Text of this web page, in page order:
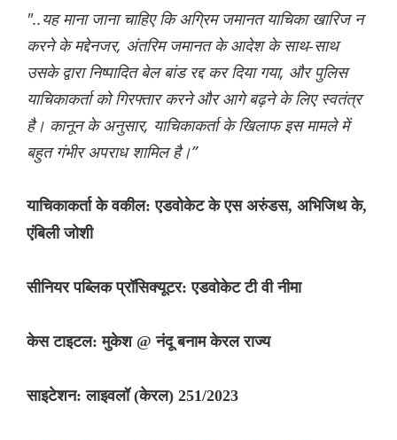
"..यह माना जाना चाहिए कि अग्रिम जमानत याचिका खारिज न
करने के मद्देनजर, अंतरिम जमानत के आदेश के साथ-साथ
उसके द्वारा निष्पादित बेल बांड रद्द कर दिया गया, और पुलिस
याचिकाकर्ता को गिरफ्तार करने और आगे बढ़ने के लिए स्वतंत्र
है। कानून के अनुसार, याचिकाकर्ता के खिलाफ इस मामले में
बहुत गंभीर अपराध शामिल है।”
याचिकाकर्ता के वकील: एडवोकेट के एस अरुंडस, अभिजिथ के,
एंबिली जोशी
सीनियर पब्लिक प्रॉसिक्यूटर: एडवोकेट टी वी नीमा
केस टाइटल: मुकेश @ नंदू बनाम केरल राज्य
साइटेशन: लाइवलॉ (केरल) 251/2023